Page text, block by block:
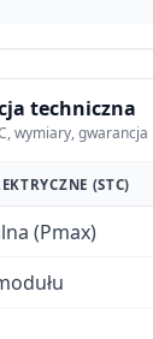
techniczna
wymiary, gwarancja
(STC)
(Pmax)